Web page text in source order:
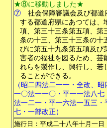
★⑧に移動しました★
⑦
社会保障審議会及び都
する都道府県にあつては、
項、第三十三条第五項、第
条の十三、第三十三条の十
びに第五十九条第五項及び
害者の福祉を図るため、芸
れらを製作し、興行し、若
ることができる。
（昭二四法二一一・全改、
一〇法一一〇・平一一法八
法一二一・平一六法一五三
七・一部改正）
施行日：平成二十八年十月一日